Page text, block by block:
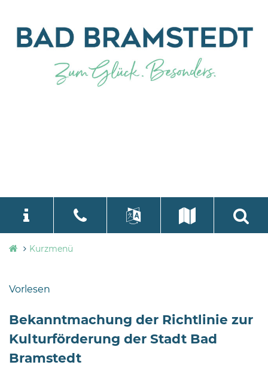
Stadtverwaltung
Bramstedt
Bramstedt
04192-
language
Kurzmenü
Vorlesen
Bekanntmachung der Richtlinie zur
Kulturförderung der Stadt Bad
Bramstedt